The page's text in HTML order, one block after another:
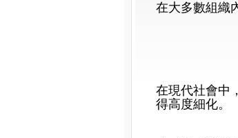
在大多數組織
——
在現代社會中
得高度細化。